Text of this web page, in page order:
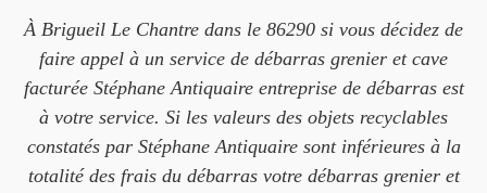
À Brigueil Le Chantre dans le 86290 si vous décidez de
faire appel à un service de débarras grenier et cave
facturée Stéphane Antiquaire entreprise de débarras est
à votre service. Si les valeurs des objets recyclables
constatés par Stéphane Antiquaire sont inférieures à la
totalité des frais du débarras votre débarras grenier et